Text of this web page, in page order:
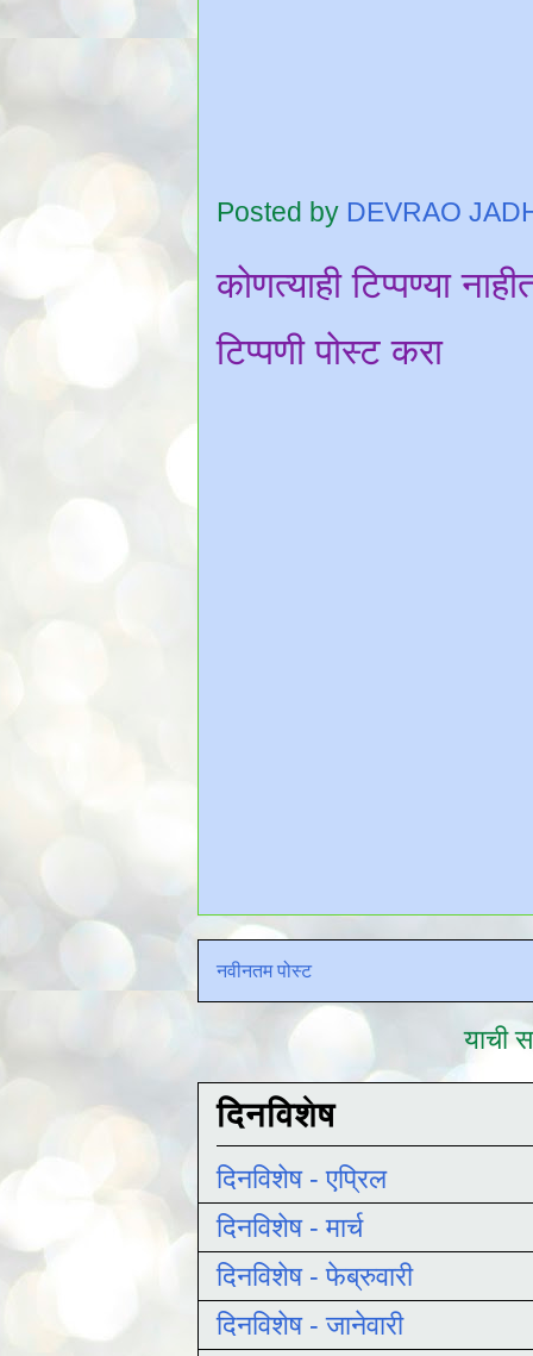
Posted by DEVRAO
कोणत्याही टिप्पण्‍या
टिप्पणी पोस्ट करा
नवीनतम पोस्ट
याची
दिनविशेष
दिनविशेष - एप्रिल
दिनविशेष - मार्च
दिनविशेष - फेब्रुवारी
दिनविशेष - जानेवारी